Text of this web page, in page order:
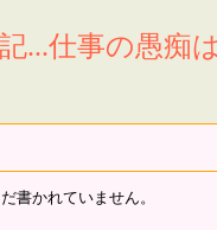
...仕事の愚痴
書かれていません。